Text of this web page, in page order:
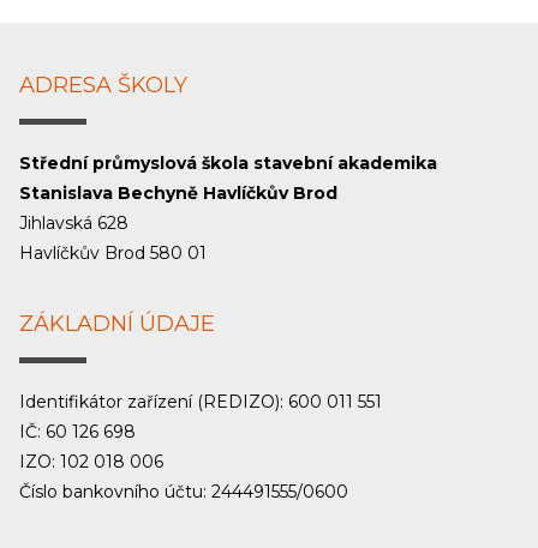
ADRESA ŠKOLY
Střední průmyslová škola stavební akademika
Stanislava Bechyně Havlíčkův Brod
Jihlavská 628
Havlíčkův Brod 580 01
ZÁKLADNÍ ÚDAJE
Identifikátor zařízení (REDIZO): 600 011 551
IČ: 60 126 698
IZO: 102 018 006
Číslo bankovního účtu: 244491555/0600